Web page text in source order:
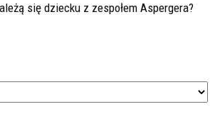
się dziecku z zespołem Aspergera?